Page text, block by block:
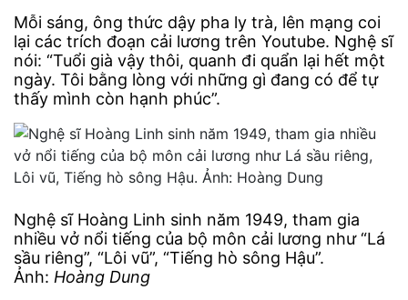
Mỗi sáng, ông thức dậy pha ly trà, lên mạng coi
lại các trích đoạn cải lương trên Youtube. Nghệ sĩ
nói: “Tuổi già vậy thôi, quanh đi quẩn lại hết một
ngày. Tôi bằng lòng với những gì đang có để tự
thấy mình còn hạnh phúc”.
Nghệ sĩ Hoàng Linh sinh năm 1949, tham gia
nhiều vở nổi tiếng của bộ môn cải lương như “Lá
sầu riêng”, “Lôi vũ”, “Tiếng hò sông Hậu”.
Ảnh: Hoàng Dung